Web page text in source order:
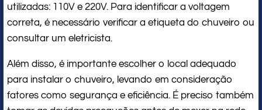
utilizadas: 110V e 220V. Para identificar a voltagem
correta, é necessário verificar a etiqueta do chuveiro ou
consultar um eletricista.
Além disso, é importante escolher o local adequado
para instalar o chuveiro, levando em consideração
fatores como segurança e eficiência. É preciso também